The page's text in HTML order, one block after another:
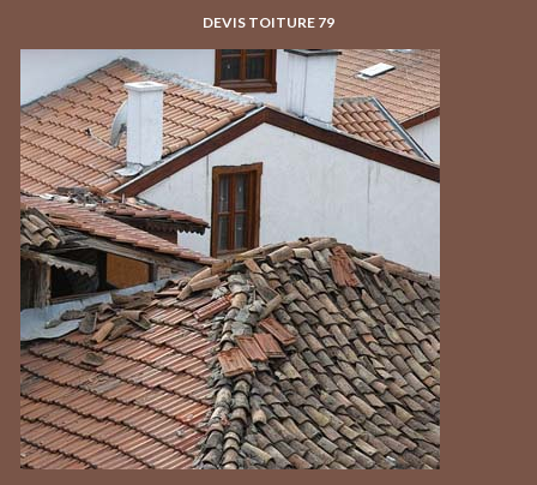
DEVIS TOITURE 79